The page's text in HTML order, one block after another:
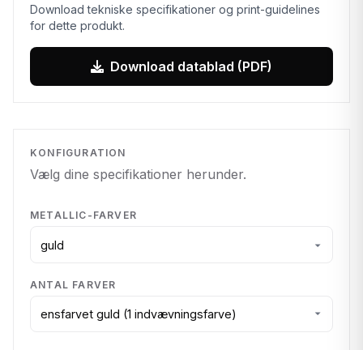
Download tekniske specifikationer og print-guidelines
for dette produkt.
Download datablad (PDF)
KONFIGURATION
Vælg dine specifikationer herunder.
METALLIC-FARVER
ANTAL FARVER